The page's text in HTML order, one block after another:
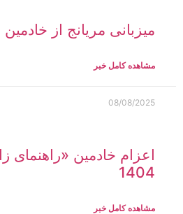
میزبانی مریانج از خادمین
مشاهده کامل خبر
08/08/2025
اعزام خادمین «راهنمای
1404
مشاهده کامل خبر